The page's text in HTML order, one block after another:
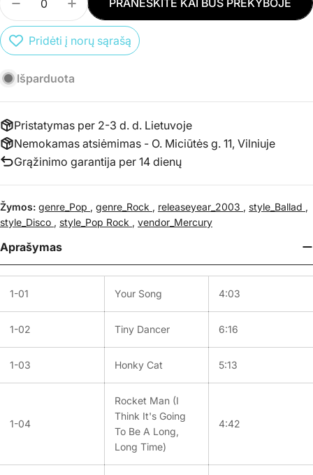
SUMAŽINTI PREKĖS 3CD ELTON JOHN -
PADIDINTI PREKĖS 3CD ELTON JOHN
Pridėti į norų sąrašą
Išparduota
Pristatymas per 2-3 d. d. Lietuvoje
Nemokamas atsiėmimas - O. Miciūtės g. 11, Vilniuje
Grąžinimo garantija per 14 dienų
Žymos: genre_Pop , genre_Rock , releaseyear_2003 , style_Ballad ,
style_Disco , style_Pop Rock , vendor_Mercury
Aprašymas
1-01 Your Song 4:03
1-02 Tiny Dancer 6:16
1-03 Honky Cat 5:13
1-04
Rocket Man (I
Think It's Going
To Be A Long,
Long Time)
4:42